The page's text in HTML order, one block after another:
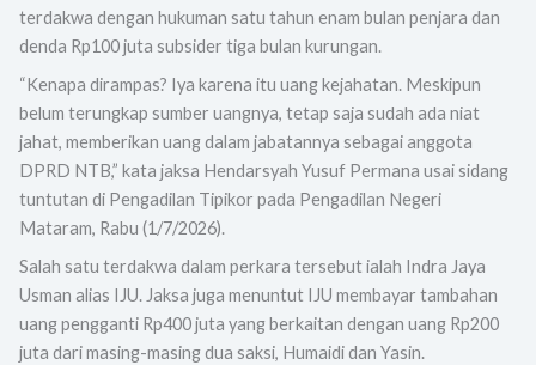
terdakwa dengan hukuman satu tahun enam bulan penjara dan
denda Rp100 juta subsider tiga bulan kurungan.
“Kenapa dirampas? Iya karena itu uang kejahatan. Meskipun
belum terungkap sumber uangnya, tetap saja sudah ada niat
jahat, memberikan uang dalam jabatannya sebagai anggota
DPRD NTB,” kata jaksa Hendarsyah Yusuf Permana usai sidang
tuntutan di Pengadilan Tipikor pada Pengadilan Negeri
Mataram, Rabu (1/7/2026).
Salah satu terdakwa dalam perkara tersebut ialah Indra Jaya
Usman alias IJU. Jaksa juga menuntut IJU membayar tambahan
uang pengganti Rp400 juta yang berkaitan dengan uang Rp200
juta dari masing-masing dua saksi, Humaidi dan Yasin.